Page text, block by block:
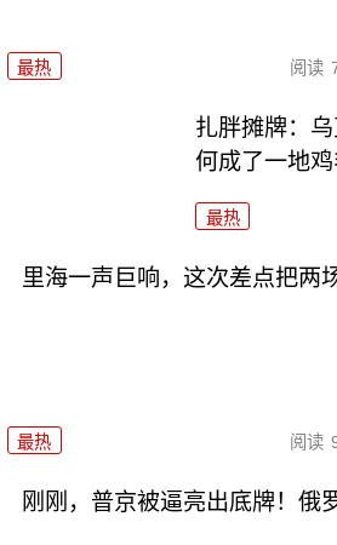
最热 阅读
扎胖摊牌：
何成了一地鸡
最热
里海一声巨响，这次差点把两
最热 阅读
刚刚，普京被逼亮出底牌！俄